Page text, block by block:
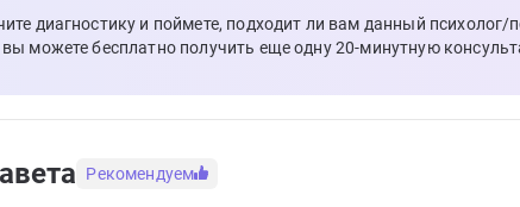
диагностику и поймете, подходит ли вам данный
можете бесплатно получить еще одну 20-минутную
Рекомендуем